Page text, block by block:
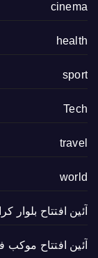
cinema
health
sport
Tech
travel
world
آئین افتتاح بلوار
آئین افتتاح